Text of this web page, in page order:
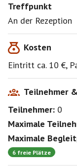
Treffpunkt
An der Rezeption
Kosten
Eintritt ca. 10 €,
Teilnehmer
Teilnehmer: 0
Maximale
Maximale
6 freie Plätze